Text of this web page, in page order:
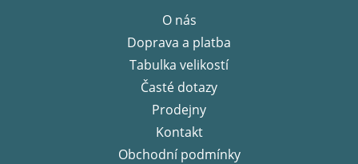
O nás
Doprava a platba
Tabulka velikostí
Časté dotazy
Prodejny
Kontakt
Obchodní podmínky